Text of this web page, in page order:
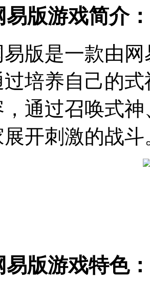
易版游戏简介：
易版是一款由
培养自己的
通过召唤式
开刺激的战斗
版游戏特色：